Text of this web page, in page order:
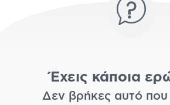
Έχεις κάποια
Δεν βρήκες αυτό που